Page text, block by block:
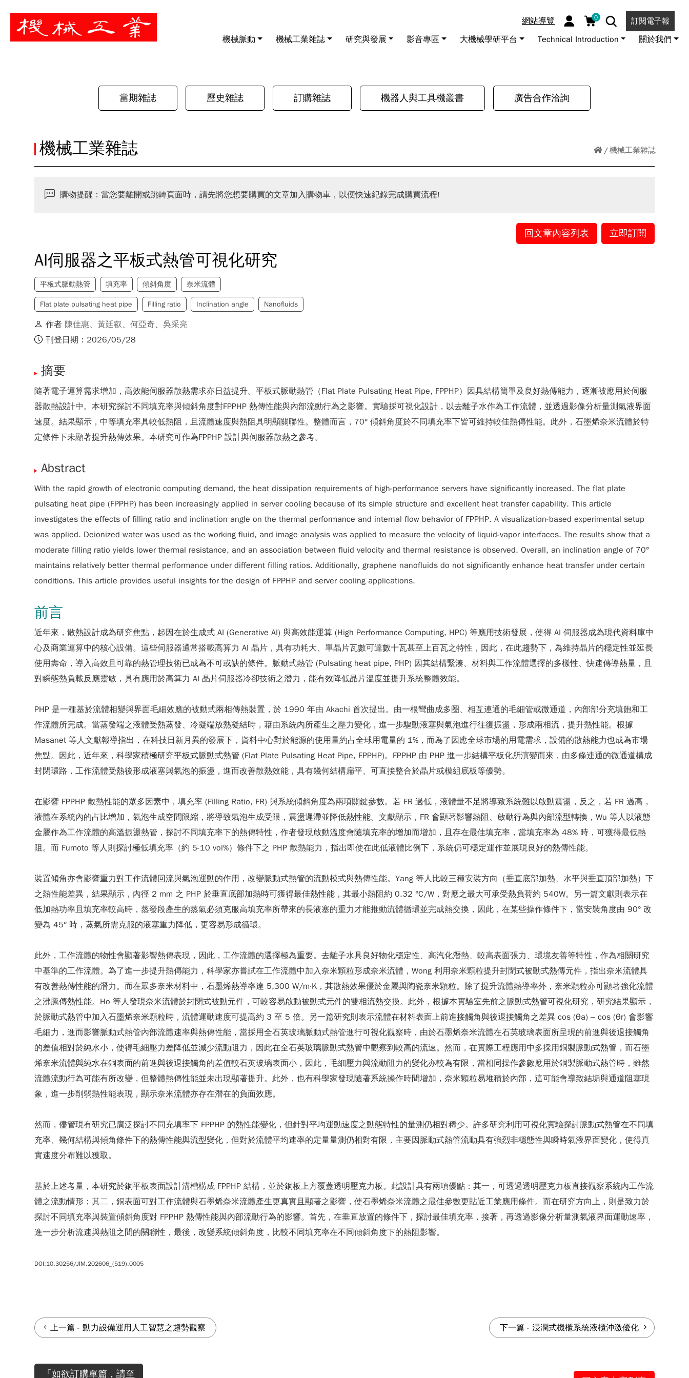
網站導覽 0 訂閱電子報
機械脈動 機械工業雜誌 研究與發展 影音專區 大機械學研平台 Technical Introduction 關於我們
暫停
當期雜誌 歷史雜誌 訂購雜誌 機器人與工具機叢書 廣告合作洽詢
機械工業雜誌
機械工業雜誌
購物提醒：當您要離開或跳轉頁面時，請先將您想要購買的文章加入購物車，以便快速紀錄完成購買流程!
回文章內容列表 立即訂閱
AI伺服器之平板式熱管可視化研究
平板式脈動熱管 填充率 傾斜角度 奈米流體
Flat plate pulsating heat pipe Filling ratio Inclination angle Nanofluids
作者 陳佳惠、黃廷叡、何亞奇、吳采亮
刊登日期：2026/05/28
摘要
隨著電子運算需求增加，高效能伺服器散熱需求亦日益提升。平板式脈動熱管（Flat Plate Pulsating Heat Pipe, FPPHP）因具結構簡單及良好熱傳能力，逐漸被應用於伺服
器散熱設計中。本研究探討不同填充率與傾斜角度對FPPHP 熱傳性能與內部流動行為之影響。實驗採可視化設計，以去離子水作為工作流體，並透過影像分析量測氣液界面
速度。結果顯示，中等填充率具較低熱阻，且流體速度與熱阻具明顯關聯性。整體而言，70° 傾斜角度於不同填充率下皆可維持較佳熱傳性能。此外，石墨烯奈米流體於特
定條件下未顯著提升熱傳效果。本研究可作為FPPHP 設計與伺服器散熱之參考。
Abstract
With the rapid growth of electronic computing demand, the heat dissipation requirements of high-performance servers have significantly increased. The flat plate
pulsating heat pipe (FPPHP) has been increasingly applied in server cooling because of its simple structure and excellent heat transfer capability. This article
investigates the effects of filling ratio and inclination angle on the thermal performance and internal flow behavior of FPPHP. A visualization-based experimental setup
was applied. Deionized water was used as the working fluid, and image analysis was applied to measure the velocity of liquid-vapor interfaces. The results show that a
moderate filling ratio yields lower thermal resistance, and an association between fluid velocity and thermal resistance is observed. Overall, an inclination angle of 70°
maintains relatively better thermal performance under different filling ratios. Additionally, graphene nanofluids do not significantly enhance heat transfer under certain
conditions. This article provides useful insights for the design of FPPHP and server cooling applications.
前言
近年來，散熱設計成為研究焦點，起因在於生成式 AI (Generative AI) 與高效能運算 (High Performance Computing, HPC) 等應用技術發展，使得 AI 伺服器成為現代資料庫中
心及商業運算中的核心設備。這些伺服器通常搭載高算力 AI 晶片，具有功耗大、單晶片瓦數可達數十瓦甚至上百瓦之特性，因此，在此趨勢下，為維持晶片的穩定性並延長
使用壽命，導入高效且可靠的熱管理技術已成為不可或缺的條件。脈動式熱管 (Pulsating heat pipe, PHP) 因其結構緊湊、材料與工作流體選擇的多樣性、快速傳導熱量，且
對瞬態熱負載反應靈敏，具有應用於高算力 AI 晶片伺服器冷卻技術之潛力，能有效降低晶片溫度並提升系統整體效能。
PHP 是一種基於流體相變與界面毛細效應的被動式兩相傳熱裝置，於 1990 年由 Akachi 首次提出。由一根彎曲成多圈、相互連通的毛細管或微通道，內部部分充填飽和工
作流體所完成。當蒸發端之液體受熱蒸發、冷凝端放熱凝結時，藉由系統內所產生之壓力變化，進一步驅動液塞與氣泡進行往復振盪，形成兩相流，提升熱性能。根據
Masanet 等人文獻報導指出，在科技日新月異的發展下，資料中心對於能源的使用量約占全球用電量的 1%，而為了因應全球市場的用電需求，設備的散熱能力也成為市場
焦點。因此，近年來，科學家積極研究平板式脈動式熱管 (Flat Plate Pulsating Heat Pipe, FPPHP)。FPPHP 由 PHP 進一步結構平板化所演變而來，由多條連通的微通道構成
封閉環路，工作流體受熱後形成液塞與氣泡的振盪，進而改善散熱效能，具有幾何結構扁平、可直接整合於晶片或模組底板等優勢。
在影響 FPPHP 散熱性能的眾多因素中，填充率 (Filling Ratio, FR) 與系統傾斜角度為兩項關鍵參數。若 FR 過低，液體量不足將導致系統難以啟動震盪，反之，若 FR 過高，
液體在系統內的占比增加，氣泡生成空間限縮，將導致氣泡生成受限，震盪遲滯並降低熱性能。文獻顯示，FR 會顯著影響熱阻、啟動行為與內部流型轉換，Wu 等人以液態
金屬作為工作流體的高溫振盪熱管，探討不同填充率下的熱傳特性，作者發現啟動溫度會隨填充率的增加而增加，且存在最佳填充率，當填充率為 48% 時，可獲得最低熱
阻。而 Fumoto 等人則探討極低填充率（約 5-10 vol%）條件下之 PHP 散熱能力，指出即使在此低液體比例下，系統仍可穩定運作並展現良好的熱傳性能。
裝置傾角亦會影響重力對工作流體回流與氣泡運動的作用，改變脈動式熱管的流動模式與熱傳性能。Yang 等人比較三種安裝方向（垂直底部加熱、水平與垂直頂部加熱）下
之熱性能差異，結果顯示，內徑 2 mm 之 PHP 於垂直底部加熱時可獲得最佳熱性能，其最小熱阻約 0.32 °C/W，對應之最大可承受熱負荷約 540W。另一篇文獻則表示在
低加熱功率且填充率較高時，蒸發段產生的蒸氣必須克服高填充率所帶來的長液塞的重力才能推動流體循環並完成熱交換，因此，在某些操作條件下，當安裝角度由 90° 改
變為 45° 時，蒸氣所需克服的液塞重力降低，更容易形成循環。
此外，工作流體的物性會顯著影響熱傳表現，因此，工作流體的選擇極為重要。去離子水具良好物化穩定性、高汽化潛熱、較高表面張力、環境友善等特性，作為相關研究
中基準的工作流體。為了進一步提升熱傳能力，科學家亦嘗試在工作流體中加入奈米顆粒形成奈米流體，Wong 利用奈米顆粒提升封閉式被動式熱傳元件，指出奈米流體具
有改善熱傳性能的潛力。而在眾多奈米材料中，石墨烯熱導率達 5,300 W/m·K，其散熱效果優於金屬與陶瓷奈米顆粒。除了提升流體熱導率外，奈米顆粒亦可顯著強化流體
之沸騰傳熱性能。Ho 等人發現奈米流體於封閉式被動元件，可較容易啟動被動式元件的雙相流熱交換。此外，根據本實驗室先前之脈動式熱管可視化研究，研究結果顯示，
於脈動式熱管中加入石墨烯奈米顆粒時，流體運動速度可提高約 3 至 5 倍。另一篇研究則表示流體在材料表面上前進接觸角與後退接觸角之差異 cos (θa) – cos (θr) 會影響
毛細力，進而影響脈動式熱管內部流體速率與熱傳性能，當採用全石英玻璃脈動式熱管進行可視化觀察時，由於石墨烯奈米流體在石英玻璃表面所呈現的前進與後退接觸角
的差值相對於純水小，使得毛細壓力差降低並減少流動阻力，因此在全石英玻璃脈動式熱管中觀察到較高的流速。然而，在實際工程應用中多採用銅製脈動式熱管，而石墨
烯奈米流體與純水在銅表面的前進與後退接觸角的差值較石英玻璃表面小，因此，毛細壓力與流動阻力的變化亦較為有限，當相同操作參數應用於銅製脈動式熱管時，雖然
流體流動行為可能有所改變，但整體熱傳性能並未出現顯著提升。此外，也有科學家發現隨著系統操作時間增加，奈米顆粒易堆積於內部，這可能會導致結垢與通道阻塞現
象，進一步削弱熱性能表現，顯示奈米流體亦存在潛在的負面效應。
然而，儘管現有研究已廣泛探討不同充填率下 FPPHP 的熱性能變化，但針對平均運動速度之動態特性的量測仍相對稀少。許多研究利用可視化實驗探討脈動式熱管在不同填
充率、幾何結構與傾角條件下的熱傳性能與流型變化，但對於流體平均速率的定量量測仍相對有限，主要因脈動式熱管流動具有強烈非穩態性與瞬時氣液界面變化，使得真
實速度分布難以獲取。
基於上述考量，本研究於銅平板表面設計溝槽構成 FPPHP 結構，並於銅板上方覆蓋透明壓克力板。此設計具有兩項優點：其一，可透過透明壓克力板直接觀察系統內工作流
體之流動情形；其二，銅表面可對工作流體與石墨烯奈米流體產生更真實且顯著之影響，使石墨烯奈米流體之最佳參數更貼近工業應用條件。而在研究方向上，則是致力於
探討不同填充率與裝置傾斜角度對 FPPHP 熱傳性能與內部流動行為的影響。首先，在垂直放置的條件下，探討最佳填充率，接著，再透過影像分析量測氣液界面運動速率，
進一步分析流速與熱阻之間的關聯性，最後，改變系統傾斜角度，比較不同填充率在不同傾斜角度下的熱阻影響。
DOI:10.30256/JIM.202606_(519).0005
上一篇 -動力設備運用人工智慧之趨勢觀察 下一篇 - 浸潤式機櫃系統液櫃沖激優化
「如欲訂購單篇，請至